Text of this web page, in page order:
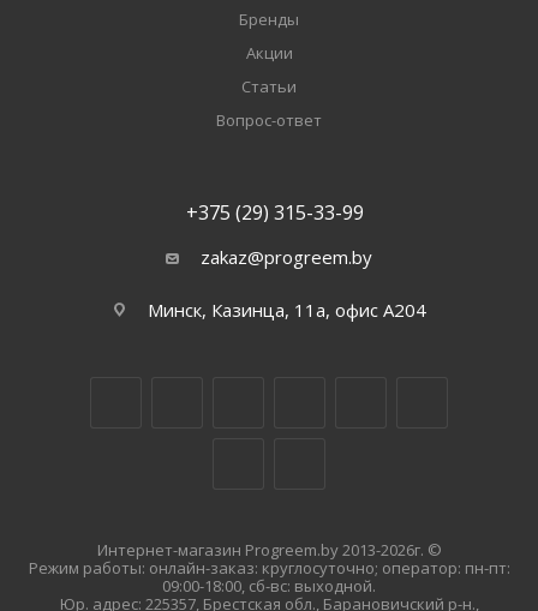
Бренды
Акции
Статьи
Вопрос-ответ
+375 (29) 315-33-99
zakaz@progreem.by
Минск, Казинца, 11а, офис А204
Интернет-магазин Progreem.by 2013-2026г. ©
Режим работы: онлайн-заказ: круглосуточно; оператор: пн-пт:
09:00-18:00, сб-вс: выходной.
Юр. адрес: 225357, Брестская обл., Барановичский р-н.,